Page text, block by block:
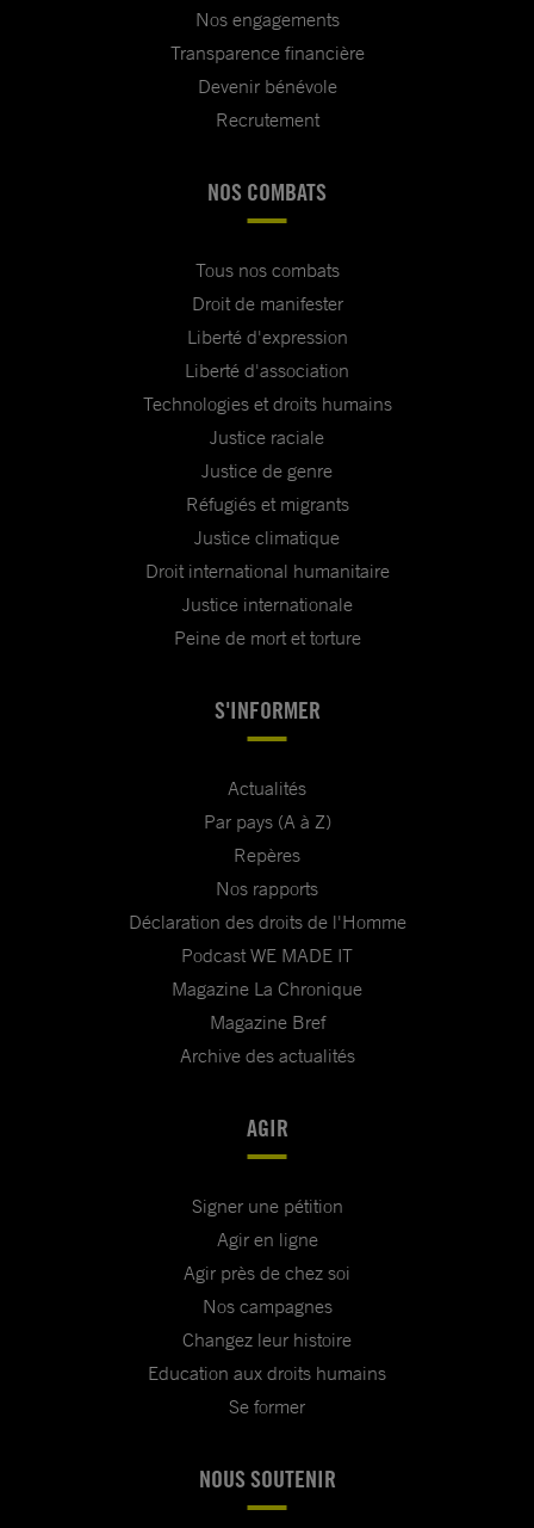
Nos engagements
Transparence financière
Devenir bénévole
Recrutement
NOS COMBATS
Tous nos combats
Droit de manifester
Liberté d'expression
Liberté d'association
Technologies et droits humains
Justice raciale
Justice de genre
Réfugiés et migrants
Justice climatique
Droit international humanitaire
Justice internationale
Peine de mort et torture
S'INFORMER
Actualités
Par pays (A à Z)
Repères
Nos rapports
Déclaration des droits de l'Homme
Podcast WE MADE IT
Magazine La Chronique
Magazine Bref
Archive des actualités
AGIR
Signer une pétition
Agir en ligne
Agir près de chez soi
Nos campagnes
Changez leur histoire
Education aux droits humains
Se former
NOUS SOUTENIR